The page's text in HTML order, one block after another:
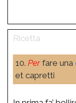
10. Perfare una
et capretti